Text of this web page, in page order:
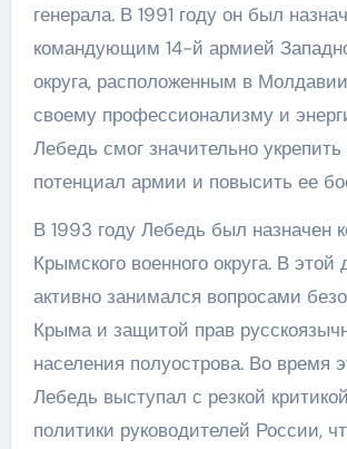
генерала. В 1991 году он был
командующим 14-й армией
округа, расположенным в
своему профессионализму и
Лебедь смог значительно
потенциал армии и повысить ее
В 1993 году Лебедь был назначен
Крымского военного округа. В этой
активно занимался вопросами
Крыма и защитой прав
населения полуострова. Во время
Лебедь выступал с резкой
политики руководителей России,